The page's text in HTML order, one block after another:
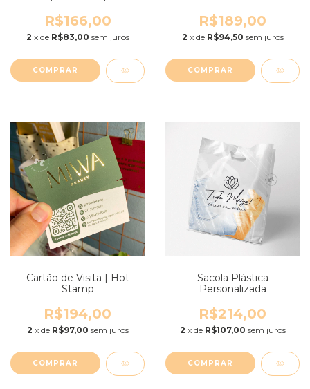
R$166,00
2 x de R$83,00 sem juros
COMPRAR
R$189,00
2 x de R$94,50 sem juros
COMPRAR
Cartão de Visita | Hot
Stamp
R$194,00
2 x de R$97,00 sem juros
COMPRAR
Sacola Plástica
Personalizada
R$214,00
2 x de R$107,00 sem juros
COMPRAR